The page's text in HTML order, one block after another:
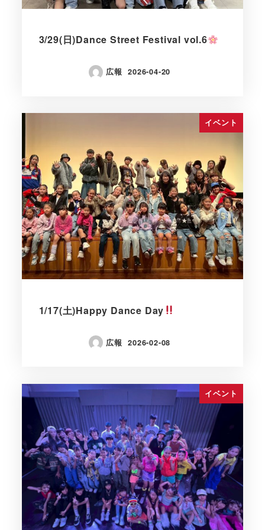
3/29(日)Dance Street Festival vol.6
広報 2026-04-20
イベント
1/17(土)Happy Dance Day
広報 2026-02-08
イベント